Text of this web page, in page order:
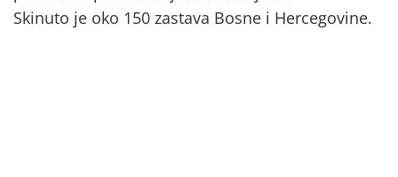
Skinuto je oko 150 zastava Bosne i Hercegovine.